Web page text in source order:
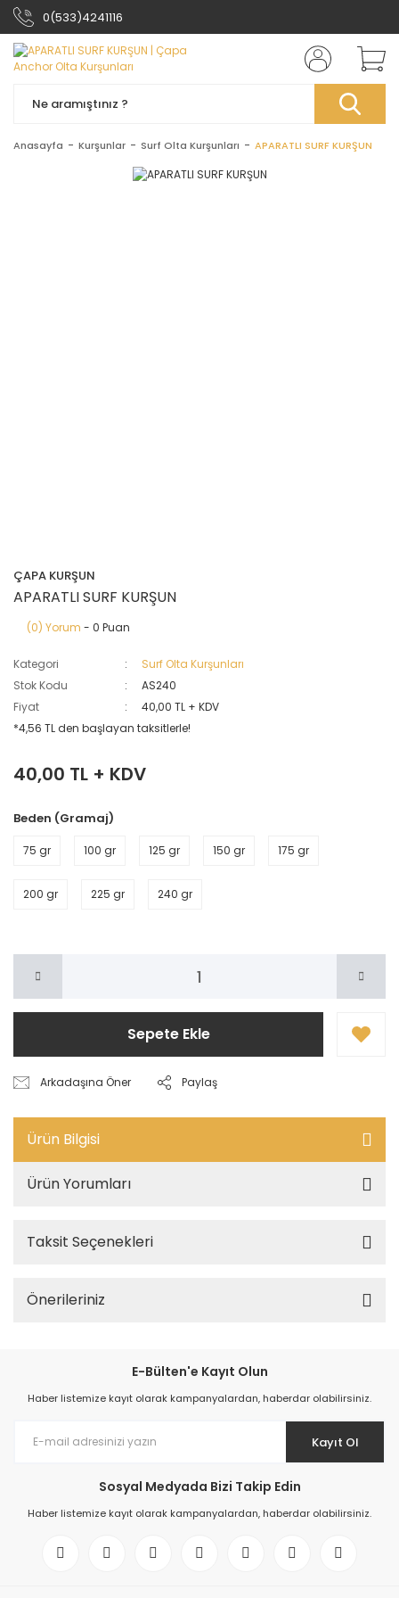
0(533)4241116
Anasayfa Kurşunlar Surf Olta Kurşunları APARATLI SURF KURŞUN
ÇAPA KURŞUN
APARATLI SURF KURŞUN
(0) Yorum - 0 Puan
Kategori
Surf Olta Kurşunları
Stok Kodu
AS240
Fiyat
40,00 TL + KDV
*4,56 TL den başlayan taksitlerle!
40,00 TL + KDV
Beden (Gramaj)
75 gr 100 gr 125 gr 150 gr 175 gr
200 gr 225 gr 240 gr
Sepete Ekle
Arkadaşına Öner Paylaş
Ürün Bilgisi
Ürün Yorumları
Taksit Seçenekleri
Önerileriniz
E-Bülten'e Kayıt Olun
Haber listemize kayıt olarak kampanyalardan, haberdar olabilirsiniz.
Kayıt Ol
Sosyal Medyada Bizi Takip Edin
Haber listemize kayıt olarak kampanyalardan, haberdar olabilirsiniz.